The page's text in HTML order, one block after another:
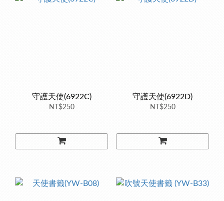
守護天使(6922C)
NT$250
守護天使(6922D)
NT$250